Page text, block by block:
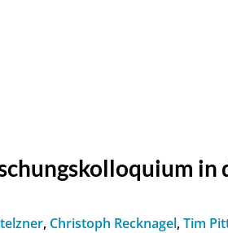
in
, Christoph Recknagel,Tim